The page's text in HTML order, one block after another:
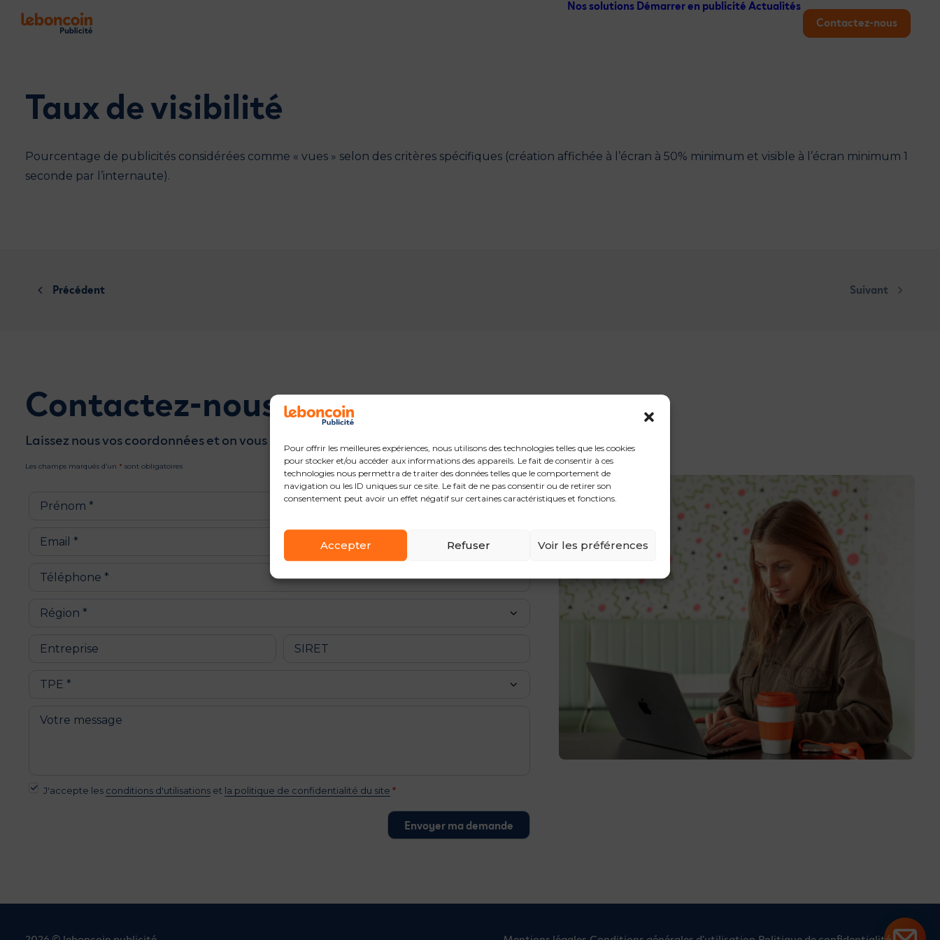
Pour offrir les meilleures expériences, nous utilisons des technologies telles que les cookies
pour stocker et/ou accéder aux informations des appareils. Le fait de consentir à ces
technologies nous permettra de traiter des données telles que le comportement de
navigation ou les ID uniques sur ce site. Le fait de ne pas consentir ou de retirer son
consentement peut avoir un effet négatif sur certaines caractéristiques et fonctions.
Accepter Refuser Voir les préférences
Nos solutions Démarrer en publicité Actualités
Contactez-nous
Taux de visibilité
Pourcentage de publicités considérées comme « vues » selon des critères spécifiques (création affichée à l’écran à 50% minimum et visible à l’écran minimum 1
seconde par l’internaute).
Précédent Suivant
Contactez-nous
Laissez nous vos coordonnées et on vous rappelle :)
Les champs marqués d’un * sont obligatoires
J'accepte les conditions d'utilisations et la politique de confidentialité du site *